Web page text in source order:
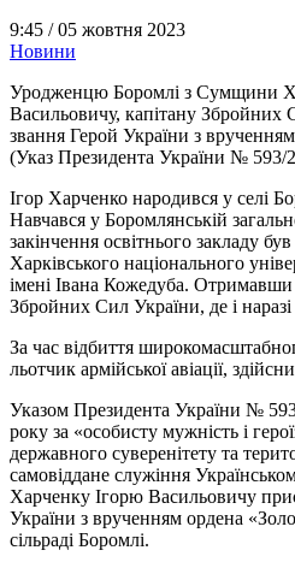
9:45 /05 жовтня 2023
Новини
Уродженцю Боромлі з Сумщини
Васильовичу, капітану Збройних
звання Герой України з
(Указ Президента України № 593/
Ігор Харченко народився у селі
Навчався у Боромлянській
закінчення освітнього закладу
Харківського національного
імені Івана Кожедуба.
Збройних Сил України, де і
За час відбиття
льотчик армійської авіації,
Указом Президента України №
року за «особисту мужність і
державного суверенітету та
самовіддане служіння
Харченку Ігорю Васильовичу
України з врученням ордена
сільраді Боромлі.